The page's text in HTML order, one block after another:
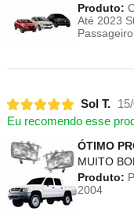
Produto:
Até 2023
Passageiro
Sol T.
Eu recomendo esse
ÓTIMO
MUITO
Produto:
2004